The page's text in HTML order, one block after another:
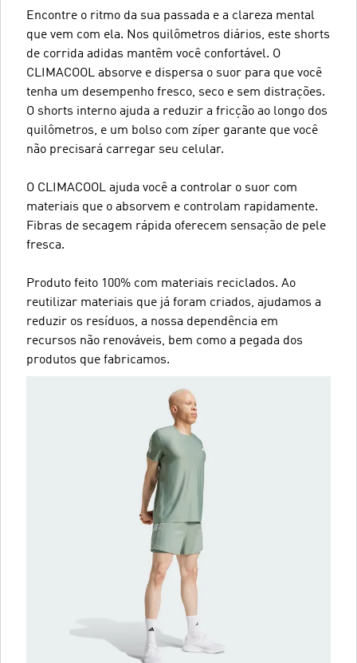
Encontre o ritmo da sua passada e a clareza mental
que vem com ela. Nos quilômetros diários, este shorts
de corrida adidas mantêm você confortável. O
CLIMACOOL absorve e dispersa o suor para que você
tenha um desempenho fresco, seco e sem distrações.
O shorts interno ajuda a reduzir a fricção ao longo dos
quilômetros, e um bolso com zíper garante que você
não precisará carregar seu celular.
O CLIMACOOL ajuda você a controlar o suor com
materiais que o absorvem e controlam rapidamente.
Fibras de secagem rápida oferecem sensação de pele
fresca.
Produto feito 100% com materiais reciclados. Ao
reutilizar materiais que já foram criados, ajudamos a
reduzir os resíduos, a nossa dependência em
recursos não renováveis, bem como a pegada dos
produtos que fabricamos.